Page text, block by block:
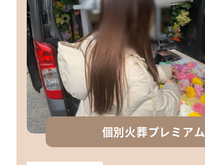
個別火葬プレミアム